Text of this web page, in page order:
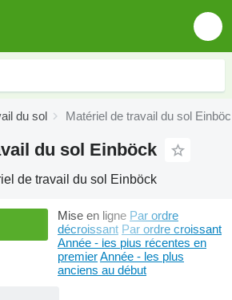
du sol Matériel de travail du sol
du sol Einböck
de travail du sol Einböck
Mise en ligne Par ordre
décroissant Par ordre croissant
Année - les plus récentes en
premierAnnée - les plus
anciens au début